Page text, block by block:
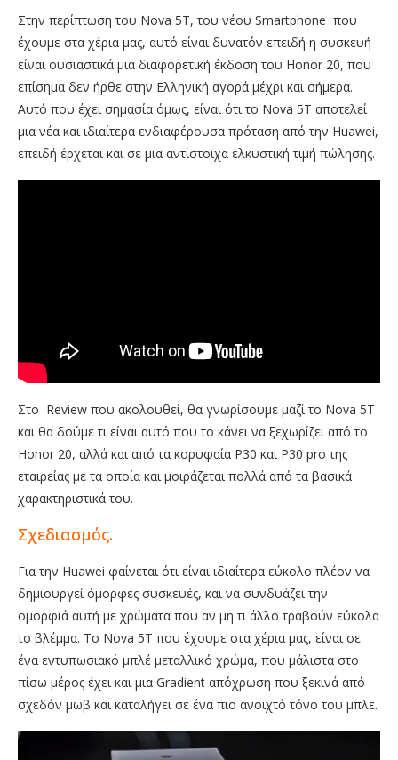
Στην περίπτωση του Nova 5T, του νέου Smartphone που
έχουμε στα χέρια μας, αυτό είναι δυνατόν επειδή η συσκευή
είναι ουσιαστικά μια διαφορετική έκδοση του Honor 20, που
επίσημα δεν ήρθε στην Ελληνική αγορά μέχρι και σήμερα.
Αυτό που έχει σημασία όμως, είναι ότι το Nova 5T αποτελεί
μια νέα και ιδιαίτερα ενδιαφέρουσα πρόταση από την Huawei,
επειδή έρχεται και σε μια αντίστοιχα ελκυστική τιμή πώλησης.
Στο Review που ακολουθεί, θα γνωρίσουμε μαζί το Nova 5T
και θα δούμε τι είναι αυτό που το κάνει να ξεχωρίζει από το
Honor 20, αλλά και από τα κορυφαία Ρ30 και Ρ30 pro της
εταιρείας με τα οποία και μοιράζεται πολλά από τα βασικά
χαρακτηριστικά του.
Σχεδιασμός.
Για την Huawei φαίνεται ότι είναι ιδιαίτερα εύκολο πλέον να
δημιουργεί όμορφες συσκευές, και να συνδυάζει την
ομορφιά αυτή με χρώματα που αν μη τι άλλο τραβούν εύκολα
το βλέμμα. Το Nova 5T που έχουμε στα χέρια μας, είναι σε
ένα εντυπωσιακό μπλέ μεταλλικό χρώμα, που μάλιστα στο
πίσω μέρος έχει και μια Gradient απόχρωση που ξεκινά από
σχεδόν μωβ και καταλήγει σε ένα πιο ανοιχτό τόνο του μπλε.